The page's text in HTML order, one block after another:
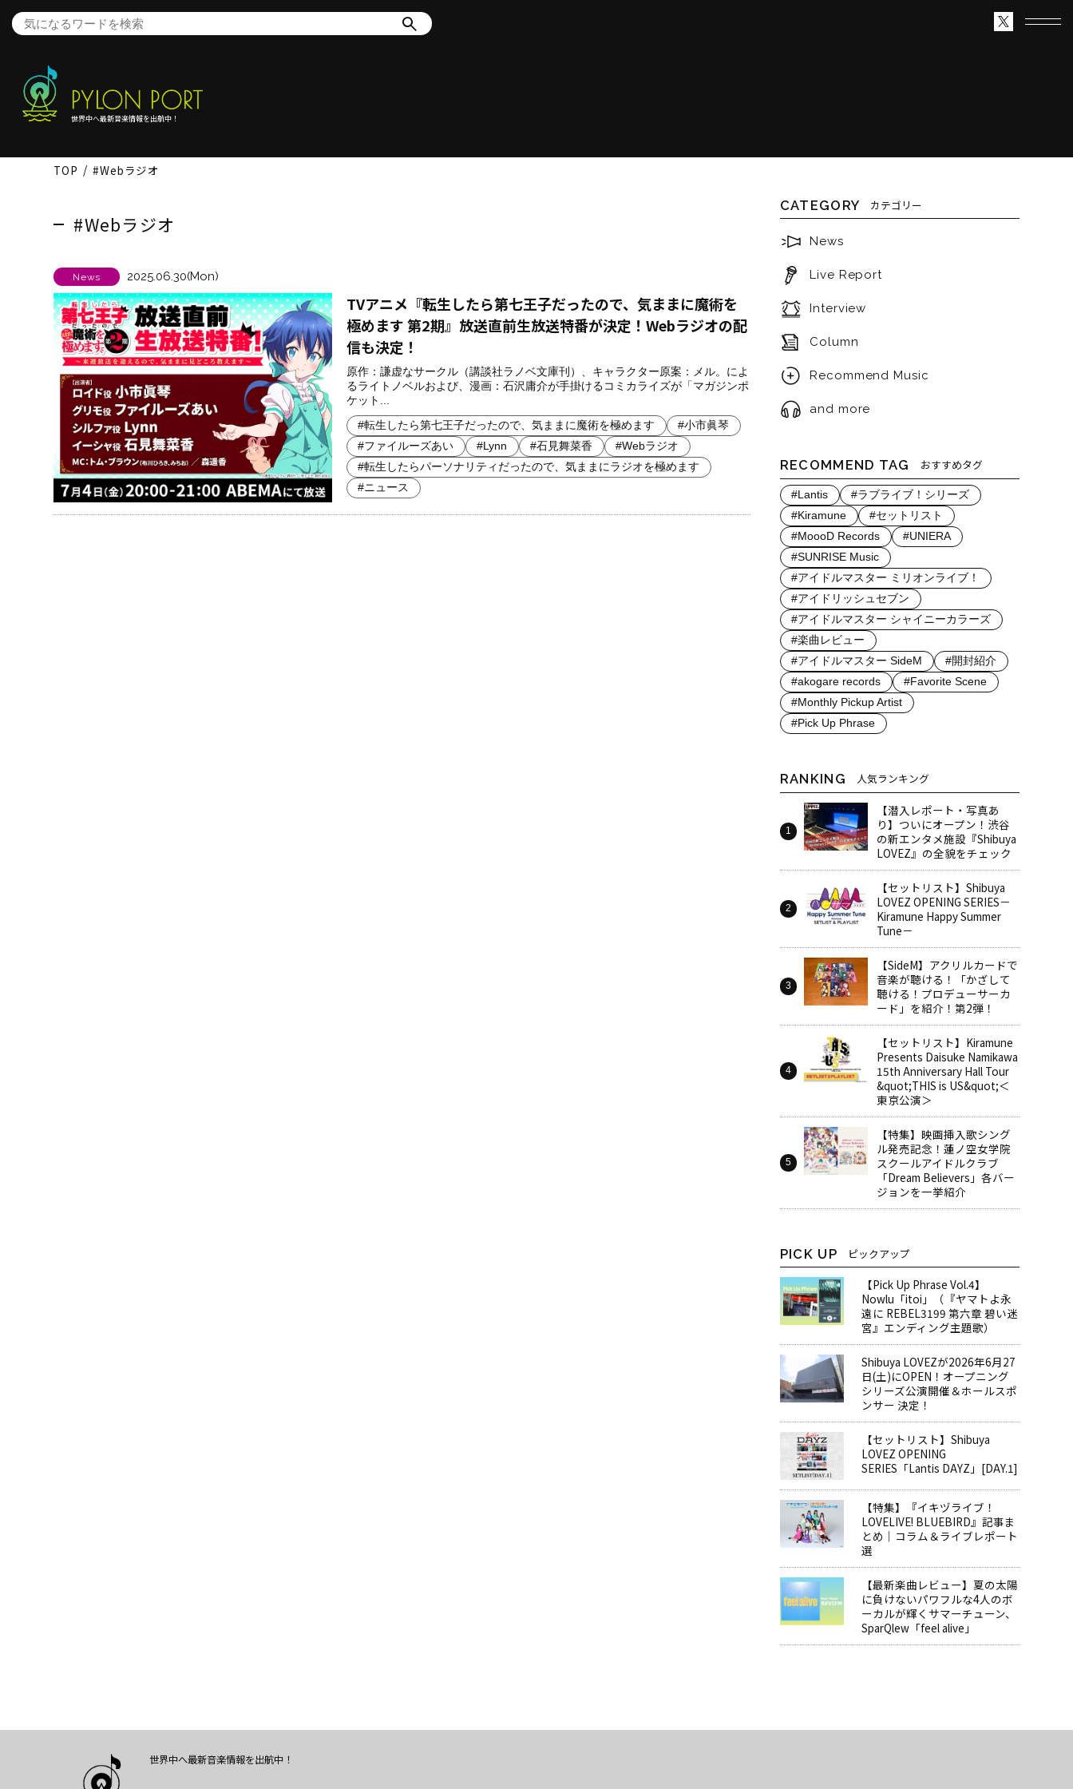
世界中へ最新音楽情報を出航中！
TOP #Webラジオ
#Webラジオ
News 2025.06.30(Mon)
TVアニメ『転生したら第七王子だったので、気ままに魔術を
極めます 第2期』放送直前生放送特番が決定！Webラジオの配
信も決定！
原作：謙虚なサークル（講談社ラノベ文庫刊）、キャラクター原案：メル。によ
るライトノベルおよび、漫画：石沢庸介が手掛けるコミカライズが「マガジンポ
ケット...
#転生したら第七王子だったので、気ままに魔術を極めます
#小市眞琴
#ファイルーズあい
#Lynn #石見舞菜香
#Webラジオ
#転生したらパーソナリティだったので、気ままにラジオを極めます
#ニュース
CATEGORY カテゴリー
News
Live Report
Interview
Column
Recommend Music
and more
RECOMMEND TAG おすすめタグ
#Lantis
#ラブライブ！シリーズ
#Kiramune
#セットリスト
#MoooD Records
#UNIERA
#SUNRISE Music
#アイドルマスター ミリオンライブ！
#アイドリッシュセブン
#アイドルマスター シャイニーカラーズ
#楽曲レビュー
#アイドルマスター SideM
#開封紹介
#akogare records
#Favorite Scene
#Monthly Pickup Artist
#Pick Up Phrase
RANKING 人気ランキング
【潜入レポート・写真あ
り】ついにオープン！渋谷
の新エンタメ施設『Shibuya
LOVEZ』の全貌をチェック
【セットリスト】Shibuya
LOVEZ OPENING SERIES－
Kiramune Happy Summer
Tune－
【SideM】アクリルカードで
音楽が聴ける！「かざして
聴ける！プロデューサーカ
ード」を紹介！第2弾！
【セットリスト】Kiramune
Presents Daisuke Namikawa
15th Anniversary Hall Tour
&quot;THIS is US&quot;＜
東京公演＞
【特集】映画挿入歌シング
ル発売記念！蓮ノ空女学院
スクールアイドルクラブ
「Dream Believers」各バー
ジョンを一挙紹介
PICK UP ピックアップ
【Pick Up Phrase Vol.4】
Nowlu「itoi」（『ヤマトよ永
遠に REBEL3199 第六章 碧い迷
宮』エンディング主題歌）
Shibuya LOVEZが2026年6月27
日(土)にOPEN！オープニング
シリーズ公演開催＆ホールスポ
ンサー 決定！
【セットリスト】Shibuya
LOVEZ OPENING
SERIES「Lantis DAYZ」[DAY.1]
【特集】『イキヅライブ！
LOVELIVE! BLUEBIRD』記事ま
とめ│コラム＆ライブレポート
選
【最新楽曲レビュー】夏の太陽
に負けないパワフルな4人のボ
ーカルが輝くサマーチューン、
SparQlew「feel alive」
世界中へ最新音楽情報を出航中！